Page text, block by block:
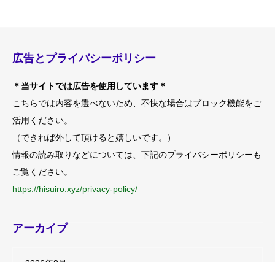
広告とプライバシーポリシー
＊当サイトでは広告を使用しています＊
こちらでは内容を選べないため、不快な場合はブロック機能をご
活用ください。
（できれば外して頂けると嬉しいです。）
情報の読み取りなどについては、下記のプライバシーポリシーも
ご覧ください。
https://hisuiro.xyz/privacy-policy/
アーカイブ